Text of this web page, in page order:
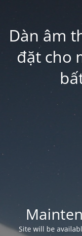
Dàn âm
đặt cho
Site will be